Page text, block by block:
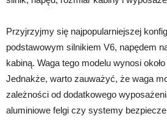
Przyjrzyjmy się najpopularniejszej
podstawowym silnikiem V6, napędem
kabiną. Waga tego modelu wynosi
Jednakże, warto zauważyć, że waga
zależności od dodatkowego
aluminiowe felgi czy systemy